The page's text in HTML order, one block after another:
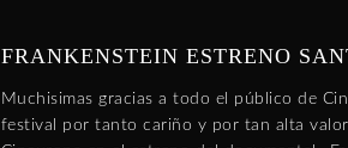
FRANKENSTEIN ESTRENO
Muchisimas gracias a todo el público de
festival por tanto cariño y por tan alta